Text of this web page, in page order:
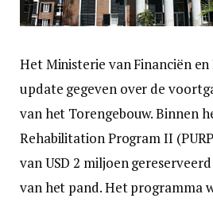
Het Ministerie van Financiën
update gegeven over de
van het Torengebouw. Binnen
Rehabilitation Program II
van USD 2 miljoen
van het pand. Het programma